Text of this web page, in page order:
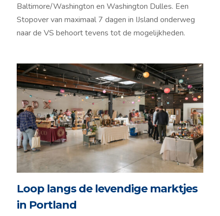
Baltimore/Washington en Washington Dulles. Een
Stopover van maximaal 7 dagen in IJsland onderweg
naar de VS behoort tevens tot de mogelijkheden.
Loop langs de levendige marktjes
in Portland